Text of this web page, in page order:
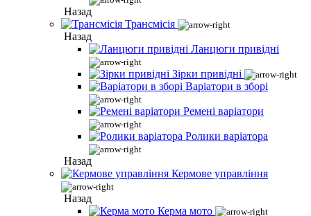
Назад
Трансмісія
Назад
Ланцюги привідні
Зірки привідні
Варіатори в зборі
Ремені варіатори
Ролики варіатора
Назад
Кермове управління
Назад
Керма мото